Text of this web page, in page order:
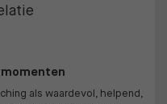
als waardevol, helpend,